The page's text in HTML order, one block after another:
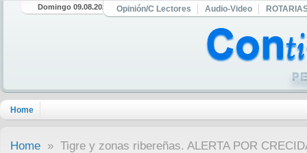
Domingo 09.08.2026 Opinión/C Lectores Audio-Video
Home
Home » Tigre y zonas ribereñas. ALERTA POR